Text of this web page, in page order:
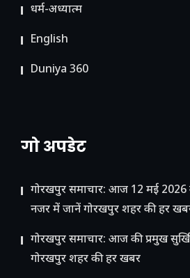
धर्म-अध्यात्म
English
Duniya 360
गो अपडेट
गोरखपुर समाचार: आज 12 मई 2026
नजर में जानें गोरखपुर शहर की हर
गोरखपुर समाचार: आज की प्रमुख
गोरखपुर शहर की हर खबर